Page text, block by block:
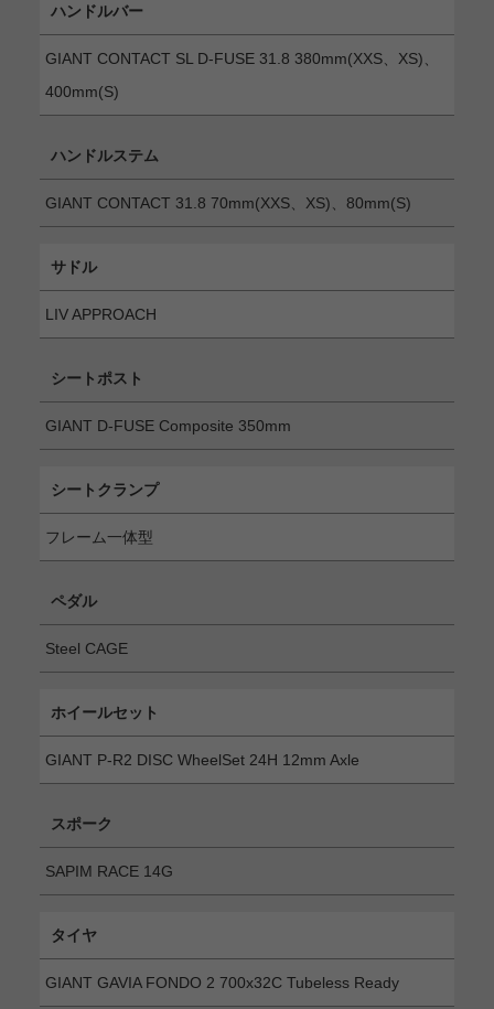
ハンドルバー
GIANT CONTACT SL D-FUSE 31.8 380mm(XXS、XS)、
400mm(S)
ハンドルステム
GIANT CONTACT 31.8 70mm(XXS、XS)、80mm(S)
サドル
LIV APPROACH
シートポスト
GIANT D-FUSE Composite 350mm
シートクランプ
フレーム一体型
ペダル
Steel CAGE
ホイールセット
GIANT P-R2 DISC WheelSet 24H 12mm Axle
スポーク
SAPIM RACE 14G
タイヤ
GIANT GAVIA FONDO 2 700x32C Tubeless Ready